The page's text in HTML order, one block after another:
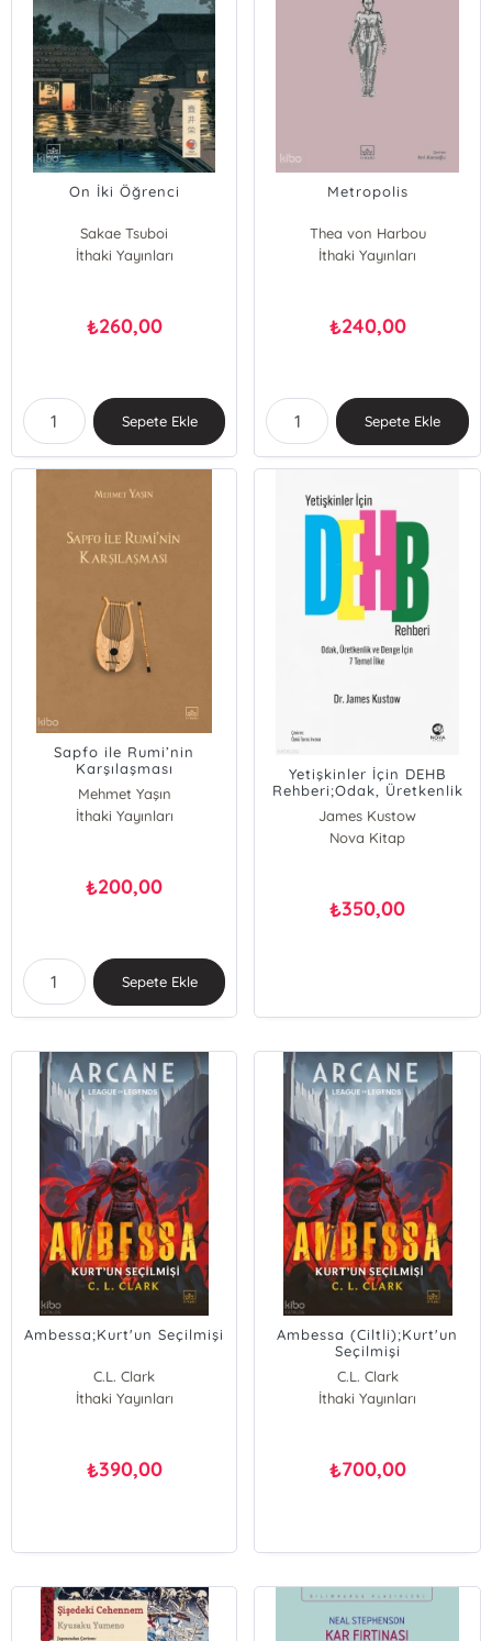
On İki Öğrenci
Sakae Tsuboi
İthaki Yayınları
₺260,00
Sepete Ekle
Metropolis
Thea von Harbou
İthaki Yayınları
₺240,00
Sepete Ekle
Sapfo ile Rumi’nin
Karşılaşması
Mehmet Yaşın
İthaki Yayınları
₺200,00
Sepete Ekle
Yetişkinler İçin DEHB
Rehberi;Odak, Üretkenlik
James Kustow
Nova Kitap
₺350,00
Ambessa;Kurt'un Seçilmişi
C.L. Clark
İthaki Yayınları
₺390,00
Ambessa (Ciltli);Kurt'un
Seçilmişi
C.L. Clark
İthaki Yayınları
₺700,00